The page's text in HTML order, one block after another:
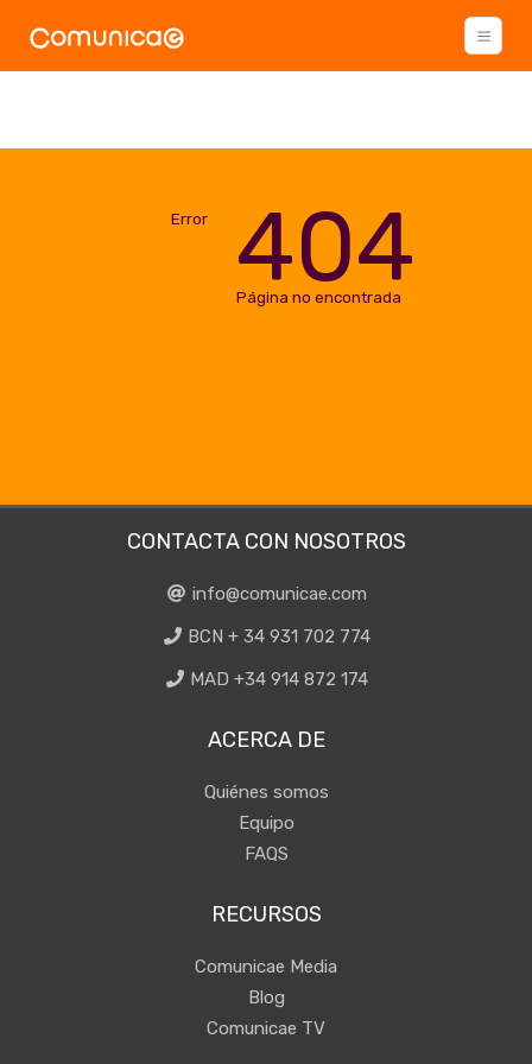
Error 404
Página no encontrada
CONTACTA CON NOSOTROS
info@comunicae.com
BCN + 34 931 702 774
MAD +34 914 872 174
ACERCA DE
Quiénes somos
Equipo
FAQS
RECURSOS
Comunicae Media
Blog
Comunicae TV